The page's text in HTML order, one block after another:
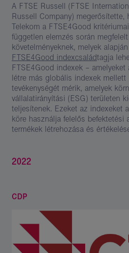
A FTSE Russell (FTSE
Russell Company) megerősítette,
Telekom a FTSE4Good
független elemzés során
követelményeknek, melyek
FTSE4Good indexcsaládtagja
FTSE4Good indexek –
létre más globális indexek mellett
tevékenységét mérik, amelyek
vállalatirányítási (ESG) területen
teljesítenek. Ezeket az indexeket
köre használja felelős befektetési
termékek létrehozása és
2022
CDP